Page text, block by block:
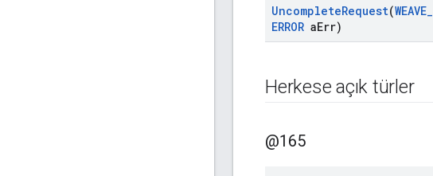
UncompleteRequest(WEAVE_
ERROR aErr)
Herkese açık türler
@165